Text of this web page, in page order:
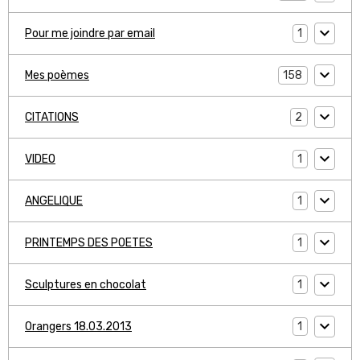
Pour me joindre par email 1
Mes poèmes 158
CITATIONS 2
VIDEO 1
ANGELIQUE 1
PRINTEMPS DES POETES 1
Sculptures en chocolat 1
Orangers 18.03.2013 1